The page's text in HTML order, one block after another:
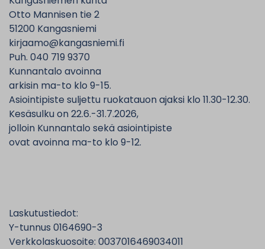
Otto Mannisen tie 2
51200 Kangasniemi
kirjaamo@kangasniemi.fi
Puh. 040 719 9370
Kunnantalo avoinna
arkisin ma-to klo 9-15.
Asiointipiste suljettu ruokatauon ajaksi klo 11.30-12.30.
Kesäsulku on 22.6.-31.7.2026,
jolloin Kunnantalo sekä asiointipiste
ovat avoinna ma-to klo 9-12.
Laskutustiedot:
Y-tunnus 0164690-3
Verkkolaskuosoite: 0037016469034011